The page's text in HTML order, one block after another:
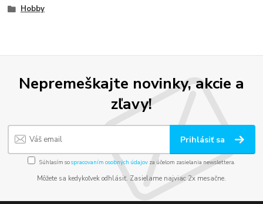
Hobby
Nepremeškajte novinky, akcie a
zľavy!
Prihlásiť sa
Súhlasím sospracovaním osobných údajov za účelom zasielania newslettera.
Môžete sa kedykoľvek odhlásiť. Zasielame najviac 2x mesačne.